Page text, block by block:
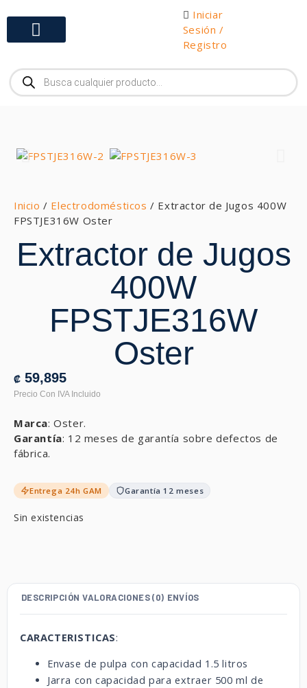
Iniciar
Sesión /
Registro
Inicio / Electrodomésticos / Extractor de Jugos 400W
FPSTJE316W Oster
Extractor de Jugos
400W
FPSTJE316W
Oster
₡ 59,895
Marca: Oster.
Garantía: 12 meses de garantía sobre defectos de
fábrica.
Entrega 24h GAM Garantía 12 meses
Sin existencias
DESCRIPCIÓN VALORACIONES (0) ENVÍOS
CARACTERISTICAS:
Envase de pulpa con capacidad 1.5 litros
Jarra con capacidad para extraer 500 ml de